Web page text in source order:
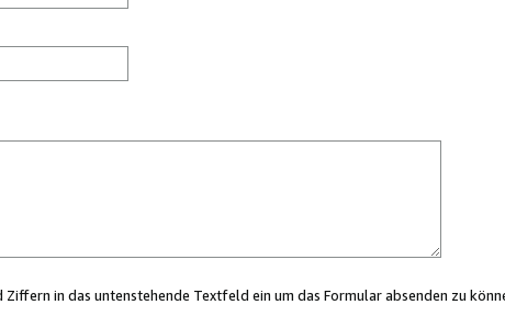
in das untenstehende Textfeld ein um das Formular absenden zu